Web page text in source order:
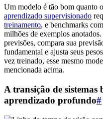
Um modelo é tão bom quanto
aprendizado supervisionado
treinamento, e benchmarks
milhões de exemplos
previsões, compara sua
fundamental e ajusta seus
vez treinado, esse mesmo
mencionada acima.
A transição de sistemas
aprendizado profundo#